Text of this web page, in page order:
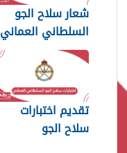
شعار سلاح الجو
السلطاني العماني
png بجودة عالية
2026
تقديم اختبارات
سلاح الجو